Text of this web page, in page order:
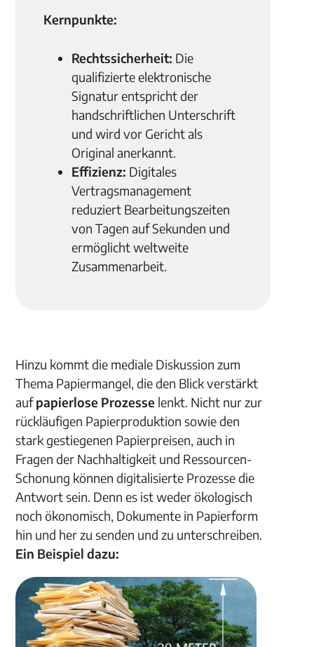
Kernpunkte:
Rechtssicherheit: Die
qualifizierte elektronische
Signatur entspricht der
handschriftlichen Unterschrift
und wird vor Gericht als
Original anerkannt.
Effizienz: Digitales
Vertragsmanagement
reduziert Bearbeitungszeiten
von Tagen auf Sekunden und
ermöglicht weltweite
Zusammenarbeit.
Hinzu kommt die mediale Diskussion zum
Thema Papiermangel, die den Blick verstärkt
aufpapierlose Prozesse lenkt. Nicht nur zur
rückläufigen Papierproduktion sowie den
stark gestiegenen Papierpreisen, auch in
Fragen der Nachhaltigkeit und Ressourcen-
Schonung können digitalisierte Prozesse die
Antwort sein. Denn es ist weder ökologisch
noch ökonomisch, Dokumente in Papierform
hin und her zu senden und zu unterschreiben.
Ein Beispiel dazu: